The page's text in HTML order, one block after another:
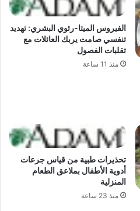
الفيروس الميتا-رئوي البشري: تهديد
تنفسي صامت يربك العائلات مع
تقلبات الفصول
منذ 11 ساعة
تحذيرات طبية من قياس جرعات
أدوية الأطفال بملاعق الطعام
المنزلية
منذ 23 ساعة